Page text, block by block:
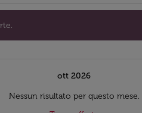
ott 2026
Nessun risultato per questo mese.